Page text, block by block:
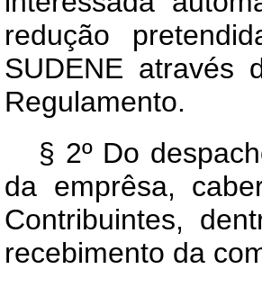
redução
SUDENE através
Regulamento.
§ 2º Do
da emprêsa,
Contribuintes,
recebimento da